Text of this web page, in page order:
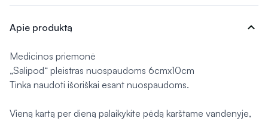
Apie produktą expand_more
Medicinos priemonė
„Salipod“ pleistras nuospaudoms 6cmx10cm
Tinka naudoti išoriškai esant nuospaudoms.
Vieną kartą per dieną palaikykite pėdą karštame vandenyje,